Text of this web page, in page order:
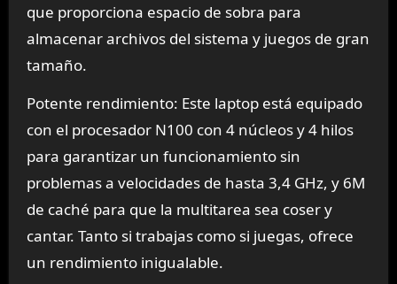
que proporciona espacio de sobra para
almacenar archivos del sistema y juegos de gran
tamaño.
Potente rendimiento: Este laptop está equipado
con el procesador N100 con 4 núcleos y 4 hilos
para garantizar un funcionamiento sin
problemas a velocidades de hasta 3,4 GHz, y 6M
de caché para que la multitarea sea coser y
cantar. Tanto si trabajas como si juegas, ofrece
un rendimiento inigualable.